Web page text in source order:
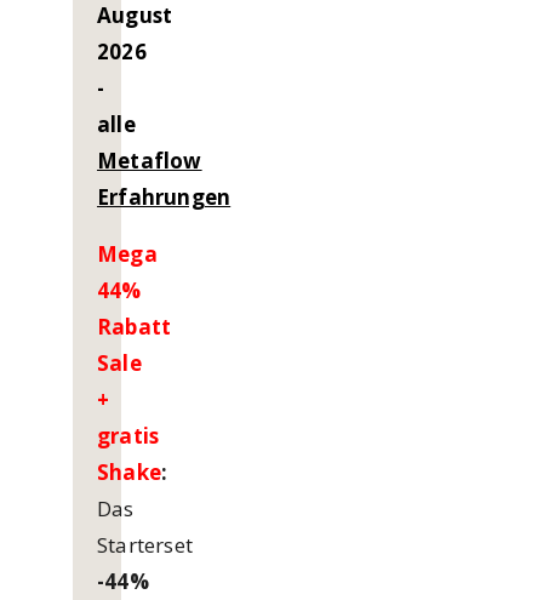
August
2026
-
alle
Metaflow
Erfahrungen
Mega
44%
Rabatt
Sale
+
gratis
Shake:
Das
Starterset
-44%